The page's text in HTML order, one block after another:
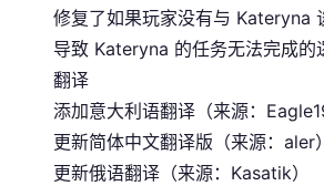
修复了如果玩家没有与 Kateryna
导致 Kateryna 的任务无法完成的
翻译
添加意大利语翻译（来源：
更新简体中文翻译版（来源：aler）
更新俄语翻译（来源：Kasatik）